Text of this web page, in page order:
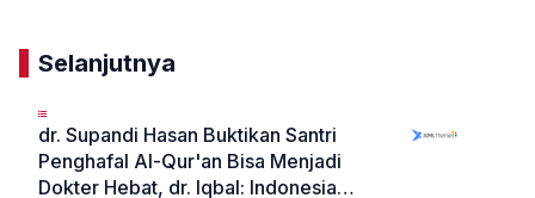
Selanjutnya
dr. Supandi Hasan Buktikan Santri
Penghafal Al-Qur'an Bisa Menjadi
Dokter Hebat, dr. Iqbal: Indonesia